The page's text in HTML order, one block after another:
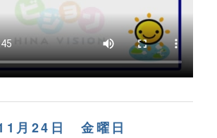
月24日 金曜日